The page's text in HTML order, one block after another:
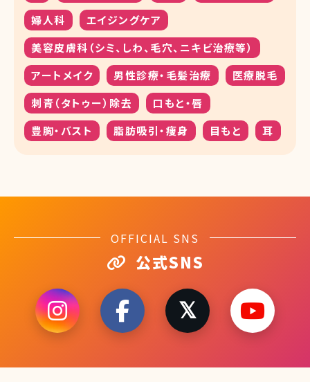
婦人科
エイジングケア
美容皮膚科（シミ、しわ、毛穴、ニキビ治療等）
アートメイク
男性診療・毛髪治療
医療脱毛
刺青（タトゥー）除去
口もと・唇
豊胸・バスト
脂肪吸引・痩身 目もと 耳
OFFICIAL SNS
公式SNS